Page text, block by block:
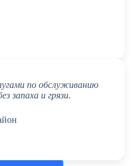
по обслуживанию
запаха и грязи.